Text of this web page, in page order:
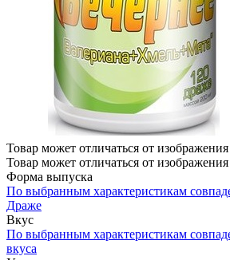
Товар может отличаться от изображения
Товар может отличаться от изображения
Форма выпуска
По выбранным характеристикам
Драже
Вкус
По выбранным характеристикам
вкуса